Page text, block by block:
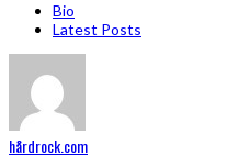
Bio
Latest Posts
hårdrock.com